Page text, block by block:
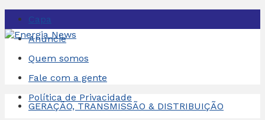
Capa
Anuncie
Quem somos
Fale com a gente
Política de Privacidade
GERAÇÃO, TRANSMISSÃO & DISTRIBUIÇÃO